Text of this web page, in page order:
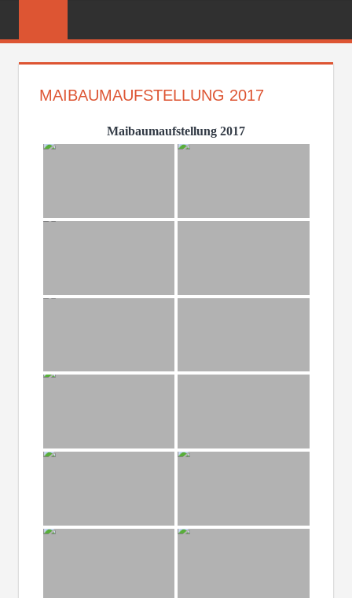
FEUERWEHR
MAIBAUMAUFSTELLUNG 2017
Maibaumaufstellung 2017